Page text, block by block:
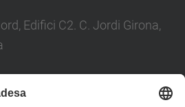
Edifici C2. C. Jordi Girona,